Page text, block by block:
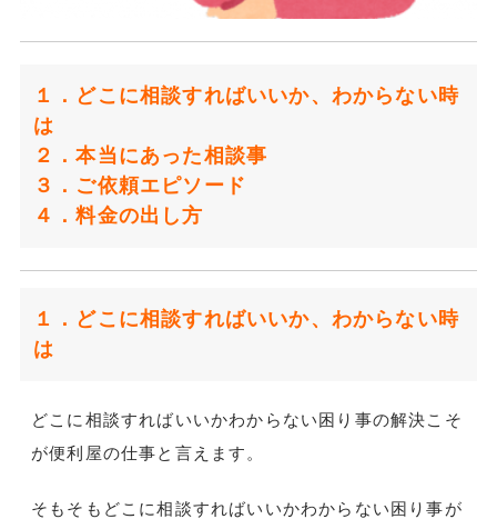
１．どこに相談すればいいか、 わからない時
は
２．本当にあった相談事
３．ご依頼エピソード
４．料金の出し方
１．どこに相談すればいいか、わからない時
は
どこに相談すればいいかわからない困り事の解決こそ
が便利屋の仕事と言えます。
そもそもどこに相談すればいいかわからない困り事が